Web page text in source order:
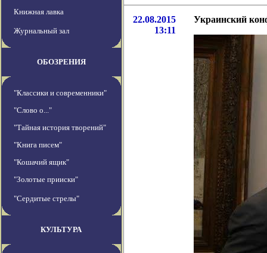
Книжная лавка
Журнальный зал
ОБОЗРЕНИЯ
"Классики и современники"
"Слово о..."
"Тайная история творений"
"Книга писем"
"Кошачий ящик"
"Золотые прииски"
"Сердитые стрелы"
КУЛЬТУРА
22.08.2015
13:11
Украинский